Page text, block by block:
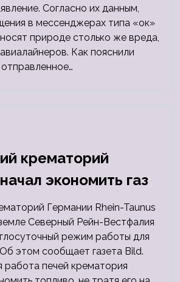
Согласно их данным,
в мессенджерах типа «ок»
природе столько же вреда,
Как пояснили
крематорий
экономить газ
Германии Rhein-Taunus
Северный Рейн-Вестфалия
режим работы для
этом сообщает газета Bild.
работа печей крематория